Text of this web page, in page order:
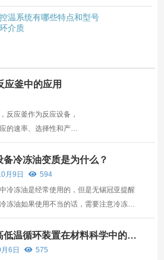
温系统有哪些特点和型号
介质
应釜中的应用
反应釜作为反应设备，
的速率、选择性和产物
Unit）集成温控
反应釜中得到了广泛应
备冷冻油变质是为什么？
月9日
594
冷冻油是经常使用的，但是无锡冠亚提醒
冻油如果使用不当的话，需要注意冷冻油
发生变质情况的话，就需要我们注意了，
设备冷冻油变质是为什么呢？ 冷处理设备
降低摩擦功、摩擦热和磨损，在密封部位
低温循环装置在材料科学中的注
6日
575